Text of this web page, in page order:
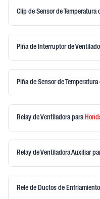
Clip de Sensor de Temperatura
Piña de Interruptor de
Piña de Sensor de Temperatura
Relay de Ventiladorapara
Relay de Ventiladora Auxiliar
Rele de Ductos de